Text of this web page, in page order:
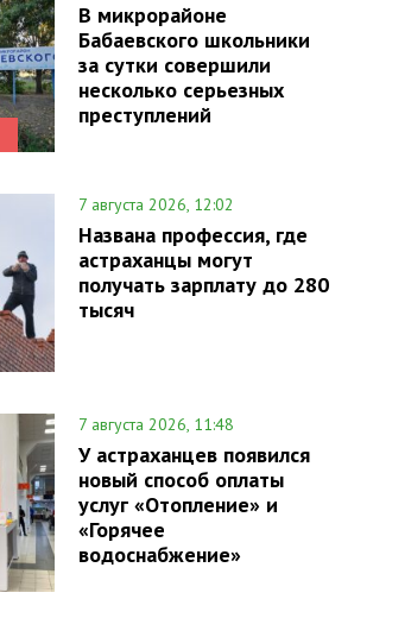
В микрорайоне
Бабаевского школьники
за сутки совершили
несколько серьезных
преступлений
7 августа 2026, 12:02
Названа профессия, где
астраханцы могут
получать зарплату до 280
тысяч
7 августа 2026, 11:48
У астраханцев появился
новый способ оплаты
услуг «Отопление» и
«Горячее
водоснабжение»